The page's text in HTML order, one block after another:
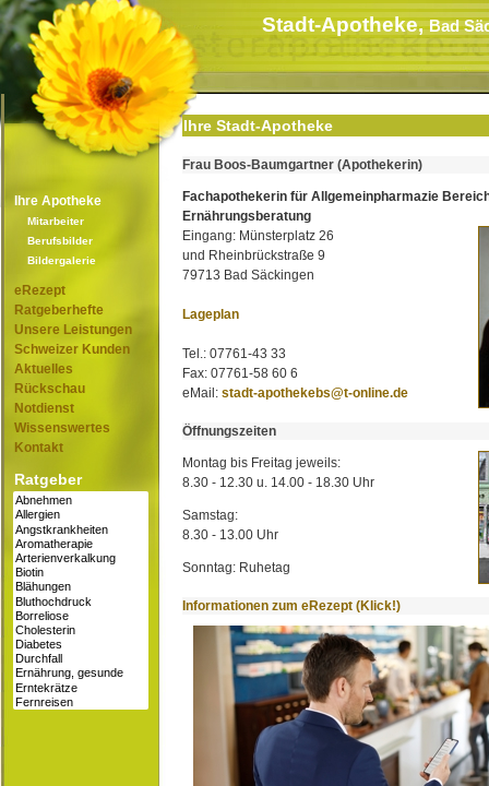
Stadt-Apotheke,Bad
Ihre Apotheke
Mitarbeiter
Berufsbilder
Bildergalerie
eRezept
Ratgeberhefte
Unsere Leistungen
Schweizer Kunden
Aktuelles
Rückschau
Notdienst
Wissenswertes
Kontakt
Ratgeber
Ihre Stadt-Apotheke
Frau Boos-Baumgartner (Apothekerin)
Fachapothekerin für Allgemeinpharmazie
Ernährungsberatung
Eingang: Münsterplatz 26
und Rheinbrückstraße 9
79713 Bad Säckingen
Lageplan
Tel.: 07761-43 33
Fax: 07761-58 60 6
eMail: stadt-apothekebs@t-online.de
Öffnungszeiten
Montag bis Freitag jeweils:
8.30 - 12.30 u. 14.00 - 18.30 Uhr
Samstag:
8.30 - 13.00 Uhr
Sonntag: Ruhetag
Informationen zum eRezept (Klick!)